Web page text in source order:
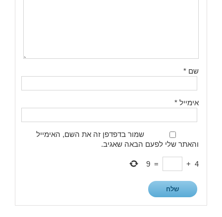
שם *
אימייל *
שמור בדפדפן זה את השם, האימייל
והאתר שלי לפעם הבאה שאגיב.
4
+
=
9